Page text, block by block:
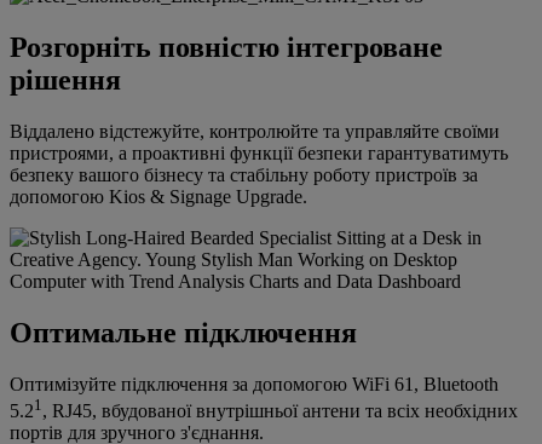
Розгорніть повністю інтегроване
рішення
Віддалено відстежуйте, контролюйте та управляйте своїми
пристроями, а проактивні функції безпеки гарантуватимуть
безпеку вашого бізнесу та стабільну роботу пристроїв за
допомогою Kios & Signage Upgrade.
Оптимальне підключення
Оптимізуйте підключення за допомогою WiFi 61, Bluetooth
5.21 , RJ45, вбудованої внутрішньої антени та всіх необхідних
портів для зручного з'єднання.